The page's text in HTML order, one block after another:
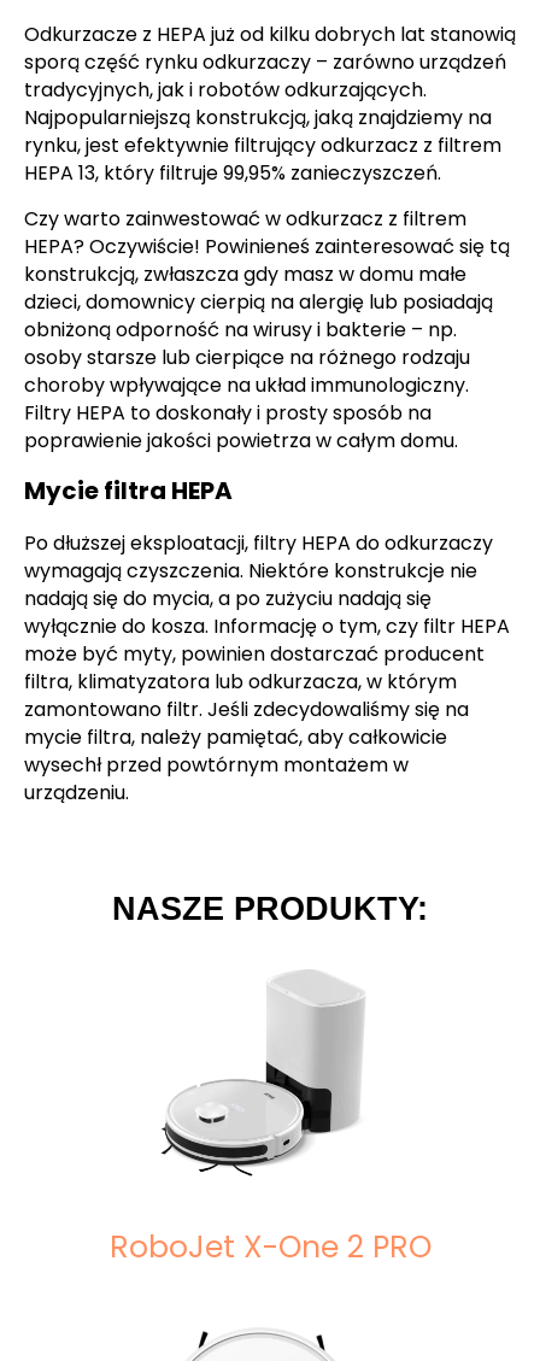
Odkurzacze z HEPA już od kilku dobrych lat stanowią
sporą część rynku odkurzaczy – zarówno urządzeń
tradycyjnych, jak i robotów odkurzających.
Najpopularniejszą konstrukcją, jaką znajdziemy na
rynku, jest efektywnie filtrujący odkurzacz z filtrem
HEPA 13, który filtruje 99,95% zanieczyszczeń.
Czy warto zainwestować w odkurzacz z filtrem
HEPA? Oczywiście! Powinieneś zainteresować się tą
konstrukcją, zwłaszcza gdy masz w domu małe
dzieci, domownicy cierpią na alergię lub posiadają
obniżoną odporność na wirusy i bakterie – np.
osoby starsze lub cierpiące na różnego rodzaju
choroby wpływające na układ immunologiczny.
Filtry HEPA to doskonały i prosty sposób na
poprawienie jakości powietrza w całym domu.
Mycie filtra HEPA
Po dłuższej eksploatacji, filtry HEPA do odkurzaczy
wymagają czyszczenia. Niektóre konstrukcje nie
nadają się do mycia, a po zużyciu nadają się
wyłącznie do kosza. Informację o tym, czy filtr HEPA
może być myty, powinien dostarczać producent
filtra, klimatyzatora lub odkurzacza, w którym
zamontowano filtr. Jeśli zdecydowaliśmy się na
mycie filtra, należy pamiętać, aby całkowicie
wysechł przed powtórnym montażem w
urządzeniu.
NASZE PRODUKTY:
RoboJet X-One 2 PRO